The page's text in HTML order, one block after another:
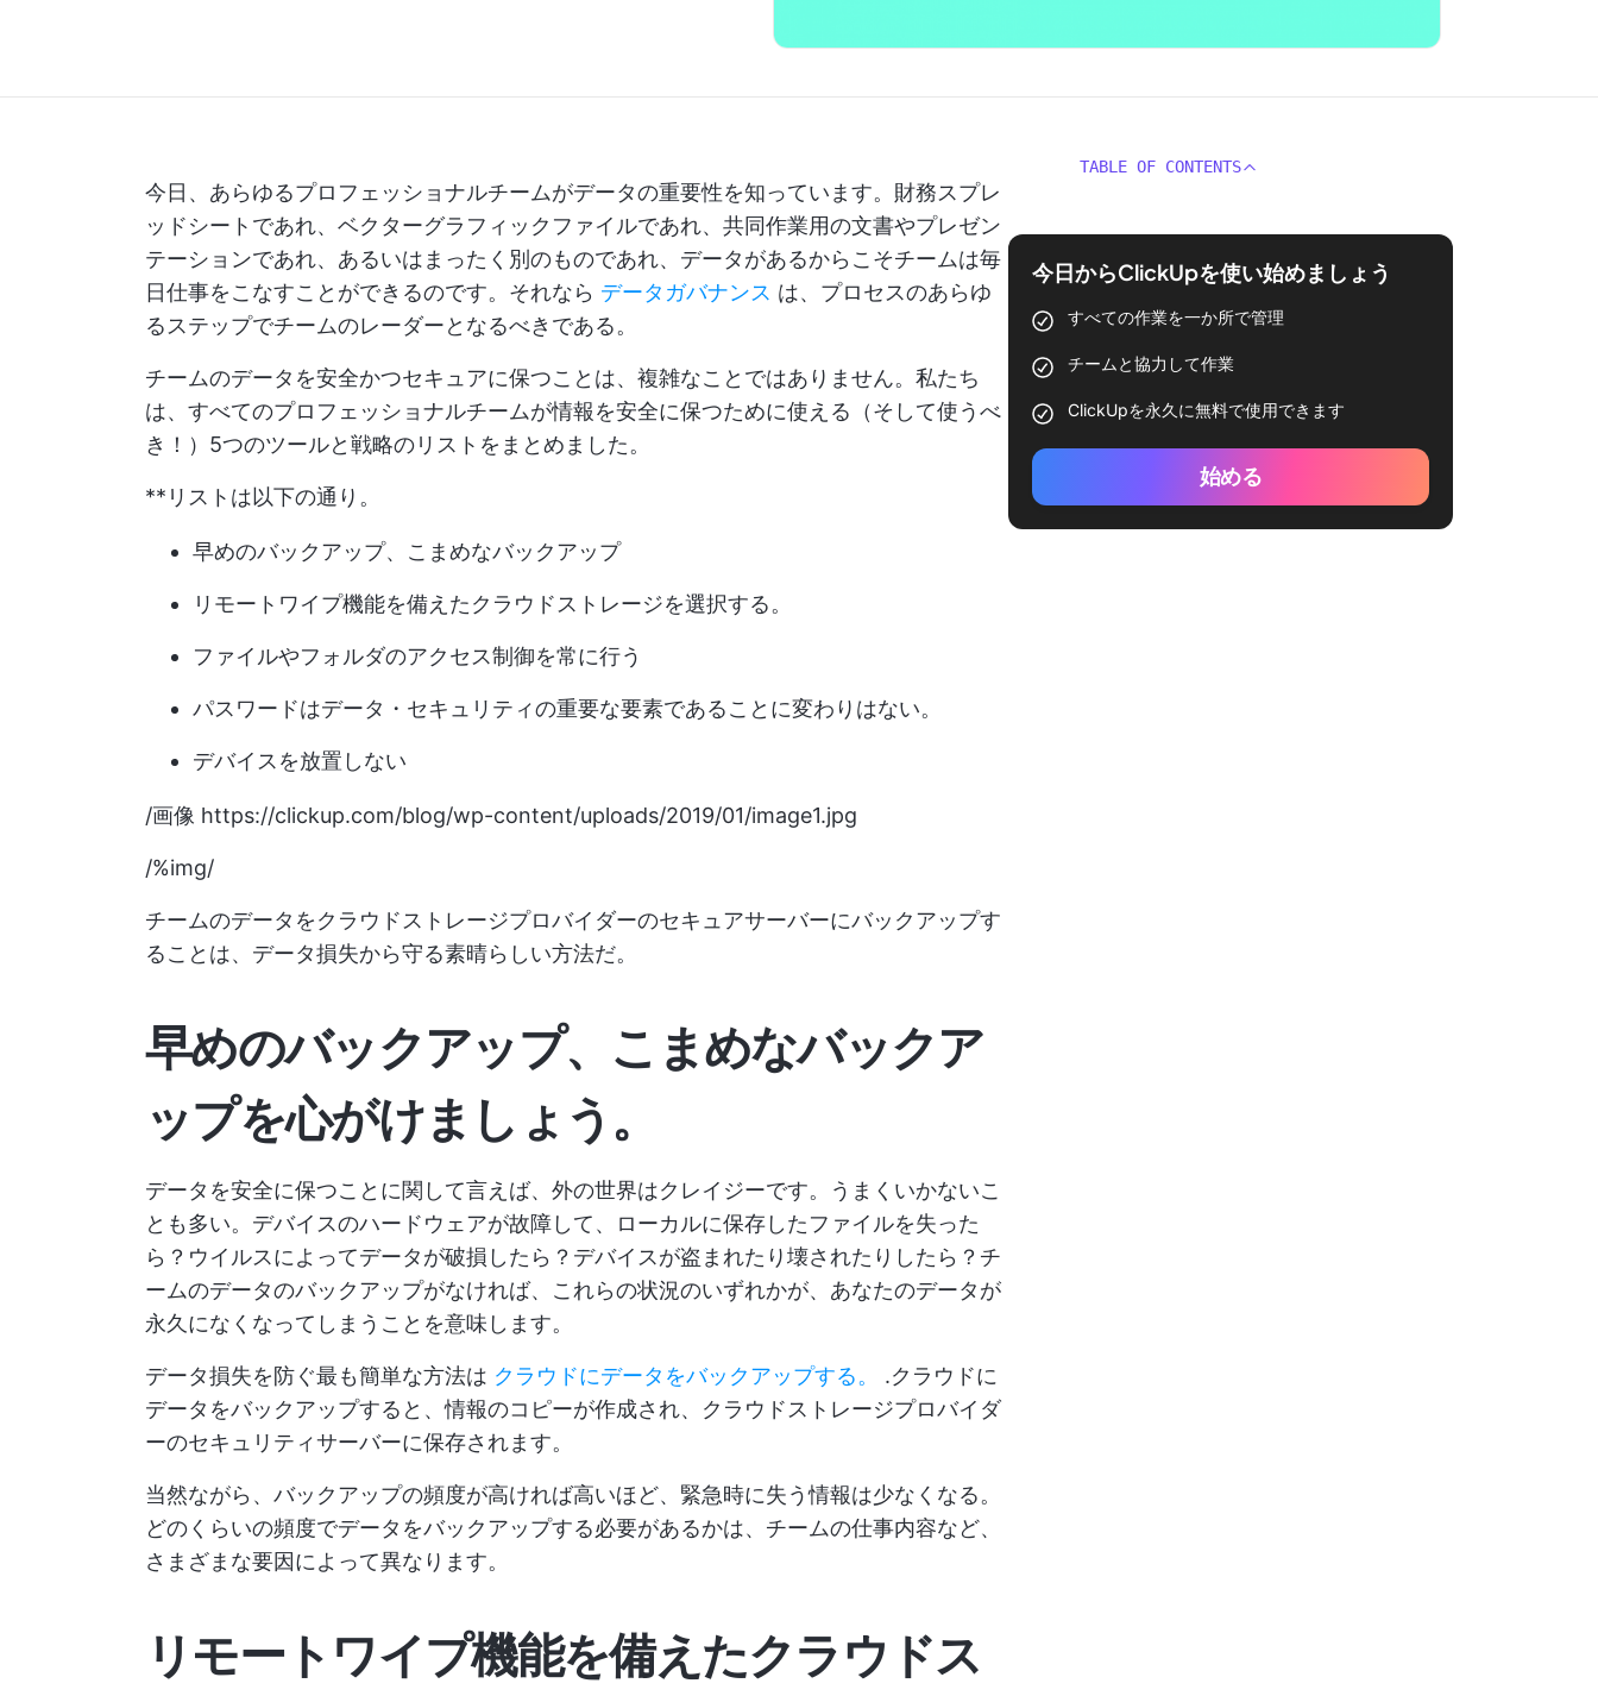
今日、あらゆるプロフェッショナルチームがデータの重要性を知っています。財務スプレ
ッドシートであれ、ベクターグラフィックファイルであれ、共同作業用の文書やプレゼン
テーションであれ、あるいはまったく別のものであれ、データがあるからこそチームは毎
日仕事をこなすことができるのです。それなら データガバナンス は、プロセスのあらゆ
るステップでチームのレーダーとなるべきである。
チームのデータを安全かつセキュアに保つことは、複雑なことではありません。私たち
は、すべてのプロフェッショナルチームが情報を安全に保つために使える（そして使うべ
き！）5つのツールと戦略のリストをまとめました。
**リストは以下の通り。
早めのバックアップ、こまめなバックアップ
リモートワイプ機能を備えたクラウドストレージを選択する。
ファイルやフォルダのアクセス制御を常に行う
パスワードはデータ・セキュリティの重要な要素であることに変わりはない。
デバイスを放置しない
/画像 https://clickup.com/blog/wp-content/uploads/2019/01/image1.jpg
/%img/
チームのデータをクラウドストレージプロバイダーのセキュアサーバーにバックアップす
ることは、データ損失から守る素晴らしい方法だ。
早めのバックアップ、こまめなバックア
ップを心がけましょう。
データを安全に保つことに関して言えば、外の世界はクレイジーです。うまくいかないこ
とも多い。デバイスのハードウェアが故障して、ローカルに保存したファイルを失った
ら？ウイルスによってデータが破損したら？デバイスが盗まれたり壊されたりしたら？チ
ームのデータのバックアップがなければ、これらの状況のいずれかが、あなたのデータが
永久になくなってしまうことを意味します。
データ損失を防ぐ最も簡単な方法は クラウドにデータをバックアップする。
.クラウドに
データをバックアップすると、情報のコピーが作成され、クラウドストレージプロバイダ
ーのセキュリティサーバーに保存されます。
当然ながら、バックアップの頻度が高ければ高いほど、緊急時に失う情報は少なくなる。
どのくらいの頻度でデータをバックアップする必要があるかは、チームの仕事内容など、
さまざまな要因によって異なります。
リモートワイプ機能を備えたクラウドス
TABLE OF CONTENTS
今日からClickUpを使い始めましょう
すべての作業を一か所で管理
チームと協力して作業
ClickUpを永久に無料で使用できます
始める